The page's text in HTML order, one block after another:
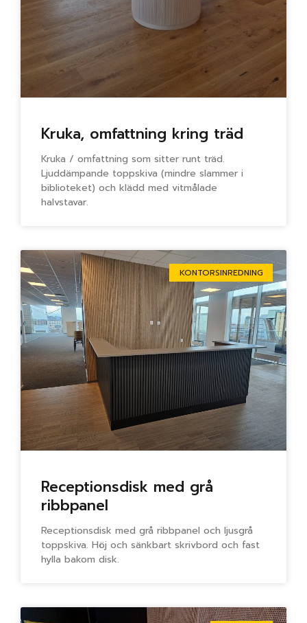
Kruka, omfattning kring träd
Kruka / omfattning som sitter runt träd.
Ljuddämpande toppskiva (mindre slammer i
biblioteket) och klädd med vitmålade
halvstavar.
KONTORSINREDNING
Receptionsdisk med grå
ribbpanel
Receptionsdisk med grå ribbpanel och ljusgrå
toppskiva. Höj och sänkbart skrivbord och fast
hylla bakom disk.